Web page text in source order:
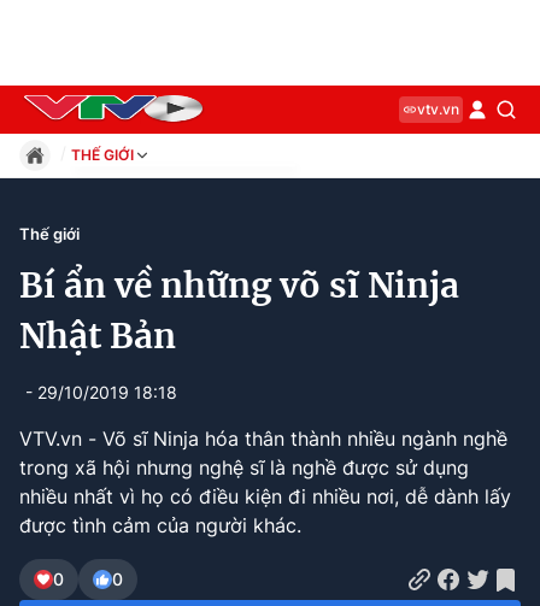
vtv.vn
THẾ GIỚI
Xã hội
Kinh tế
Thế giới
Công nghệ
Current
Time
0:13 / Duration
2:12
Thế giới
Bí ẩn về những võ sĩ Ninja
Nhật Bản
- 29/10/2019 18:18
VTV.vn - Võ sĩ Ninja hóa thân thành nhiều ngành nghề
trong xã hội nhưng nghệ sĩ là nghề được sử dụng
nhiều nhất vì họ có điều kiện đi nhiều nơi, dễ dành lấy
được tình cảm của người khác.
0
0